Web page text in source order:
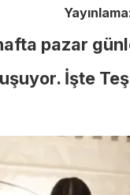
pazar
İşte